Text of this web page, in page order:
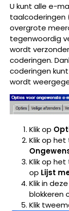
U kunt alle e-
taalcoderingen
overgrote
tegenwoordig
wordt
coderingen.
coderingen
wordt
Klik op
Klik op
Klik op
op Lijst
Klik in
blokkeren
Klik